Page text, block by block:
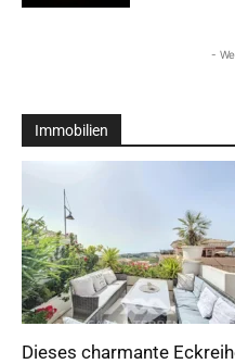
-
Immobilien
Dieses charmante